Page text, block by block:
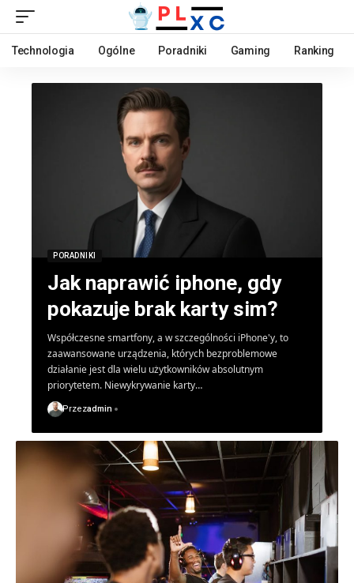
Technologia Ogólne Poradniki Gaming Ranking
PORADNIKI
Jak naprawić iphone, gdy
pokazuje brak karty sim?
Współczesne smartfony, a w szczególności iPhone'y, to
zaawansowane urządzenia, których bezproblemowe
działanie jest dla wielu użytkowników absolutnym
priorytetem. Niewykrywanie karty…
Przezadmin